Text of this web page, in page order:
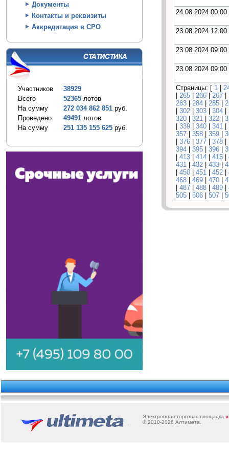
Документы
Контакты и реквизиты
Аккредитация в СРО
Участников
38929
Всего
52365 лотов
На сумму
272 034 862 851 руб.
Проведено
49491 лотов
На сумму
251 135 155 625 руб.
24.08.2024 00:00
23.08.2024 12:00
23.08.2024 09:00
23.08.2024 09:00
Страницы: [ 1 |
| 265 | 266 | 267 |
283 | 284 | 285 |
| 302 | 303 | 304 |
320 | 321 | 322 |
| 339 | 340 | 341 |
357 | 358 | 359 |
| 376 | 377 | 378 |
394 | 395 | 396 |
| 413 | 414 | 415 |
431 | 432 | 433 |
| 450 | 451 | 452 |
468 | 469 | 470 |
| 487 | 488 | 489 |
505 | 506 | 507 |
Электронная торговая площадка u
© 2010-2026 Алтимета